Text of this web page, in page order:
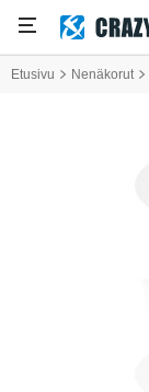
Etusivu Nenäkorut